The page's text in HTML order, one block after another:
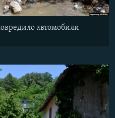
автомобили